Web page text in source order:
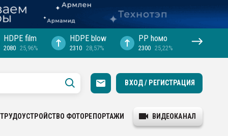
HDPE film
2080 25,96%
HDPE blow
2310 28,57%
PP hомо
2300 25,22%
ВХОД / РЕГИСТРАЦИЯ
ТРУДОУСТРОЙСТВО ФОТОРЕПОРТАЖИ ВИДЕОКАНАЛ